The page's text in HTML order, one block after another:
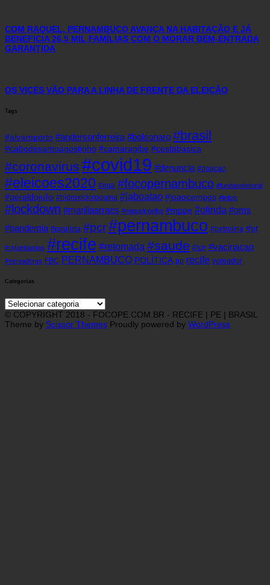
COM RAQUEL, PERNAMBUCO AVANÇA NA HABITAÇÃO E JÁ
BENEFICIA 26,5 MIL FAMÍLIAS COM O MORAR BEM-ENTRADA
GARANTIDA
OS VICES VÃO PARA A LINHA DE FRENTE DA ELEIÇÃO
Tags
#alvaroporto #andersonferreira #bolsonaro #brasil
#cabodesantoagostinho #camaragibe #cestabasica
#coronavirus #covid19 #denuncia #doacao
#eleicoes2020 #eua #focopernambuco #fundaoeleitoral
#geraldojulio #hidroxicloroquina #jaboatao #joaocampos #leitos
#lockdown #mariliaarraes #miguelcoelho #mppe #olinda #oms
#pandemia #paulista #pcr#pernambuco #petrolina #pt
#rafaeldantas #recife #retomada #saude #tce #vacinacao
#vereadores FBC PERNAMBUCO POLÍTICA pp recife vereador
Categorias
Categorias
© COPYRIGHT 2018 - FOCOPE.COM.BR - RECIFE | PE | BRASIL
Theme by Scissor Themes Proudly powered by WordPress